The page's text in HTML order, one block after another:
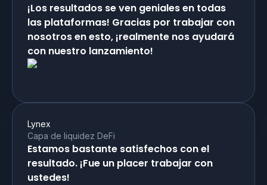
¡Los resultados se ven geniales en todas
las plataformas! Gracias por trabajar con
nosotros en esto, ¡realmente nos ayudará
con nuestro lanzamiento!
Estamos bastante satisfechos con el
resultado. ¡Fue un placer trabajar con
ustedes!
Lynex
Capa de liquidez DeFi